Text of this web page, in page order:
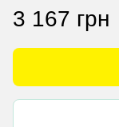
3 167 грн